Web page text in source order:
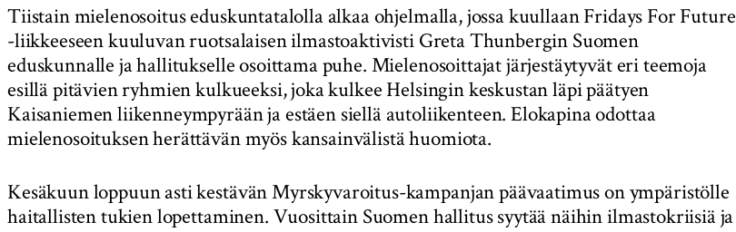
Tiistain mielenosoitus eduskuntatalolla alkaa ohjelmalla, jossa kuullaan Fridays For Future
-liikkeeseen kuuluvan ruotsalaisen ilmastoaktivisti Greta Thunbergin Suomen
eduskunnalle ja hallitukselle osoittama puhe. Mielenosoittajat järjestäytyvät eri teemoja
esillä pitävien ryhmien kulkueeksi, joka kulkee Helsingin keskustan läpi päätyen
Kaisaniemen liikenneympyrään ja estäen siellä autoliikenteen. Elokapina odottaa
mielenosoituksen herättävän myös kansainvälistä huomiota.
Kesäkuun loppuun asti kestävän Myrskyvaroitus-kampanjan päävaatimus on ympäristölle
haitallisten tukien lopettaminen. Vuosittain Suomen hallitus syytää näihin ilmastokriisiä ja